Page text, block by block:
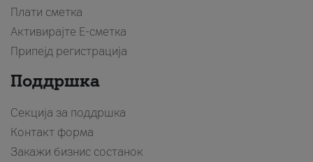
Плати сметка
Активирајте Е-сметка
Припејд регистрација
Поддршка
Секција за поддршка
Контакт форма
Закажи бизнис состанок